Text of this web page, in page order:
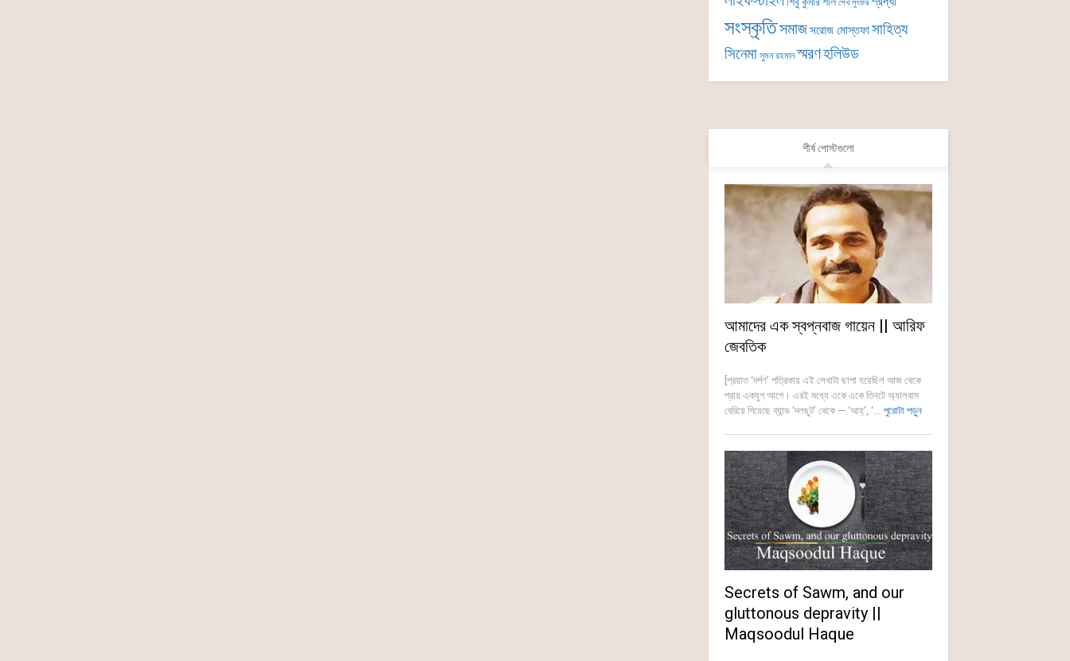
শেখ লুৎফর
সংস্কৃতিসমাজসরোজ মোস্তফাসাহিত্য
সিনেমা সুমন রহমান স্মরণহলিউড
শীর্ষ পোস্টগুলো
আমাদের এক স্বপ্নবাজ গায়েন || আরিফ
জেবতিক
[প্রয়াত ‘দর্পণ’ পত্রিকায় এই লেখাটা ছাপা হয়েছিল আজ থেকে
প্রায় একযুগ আগে। এরই মধ্যে একে একে তিনটে অ্যালবাম
বেরিয়ে গিয়েছে ব্যান্ড ‘দলছুট’ থেকে — ‘আহ্’, ‘... পুরোটা পড়ুন
Secrets of Sawm, and our
gluttonous depravity ||
Maqsoodul Haque